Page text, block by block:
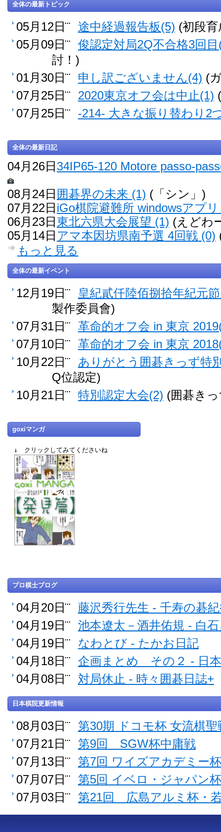
全体の最新トピック
05月12日 途中経過報告板(5) (初段
05月09日
俊認定対局2Q不合格3回目
討！)
01月30日
申し訳ございません(4) (
07月25日
2020東京オフ会は中止(1)
07月25日
-214- 大きな振り替わり2
全体の最新日記
04月26日 34IP65-120 Motore passo-
08月24日 囲碁界の未来 (1) (「シン」)
07月22日 iGo棋院避難所 windowsアプ
06月23日 東北六県大会展望 (1) (えどわ
05月14日 アマ本因坊県南予選 4回戦 (0)
もっと見る
全体の最新イベント
12月19日
皇紀貳仟陸佰捌拾年紀元
製作委員會)
07月31日
革命的オフ会 in 東京
07月10日
革命的オフ会 in 東京
10月22日
ありがとう囲碁きっず特
Q位認定)
10月21日
特別認定大会(2) (囲碁き
goxiマンガ
↓ クリックしてみてくださいね
プロ棋士ブログ
04月20日
藤沢秀行先生 - 千寿の碁
04月19日
池本遼太－酒井佑規 - 白
04月19日
なわとび - たかお日記
04月18日
企画まとめ その２ - 日
04月08日
対局休止 - 時々囲碁日誌+
日本棋院更新情報
08月03日
第30期 ドコモ杯 女流棋聖
07月21日
第9回 SGW杯中庸戦
07月13日
第7回 ワイズアカデミー杯
07月07日
第5回 イベロ・ジャパン杯
07月03日
第21回 広島アルミ杯・